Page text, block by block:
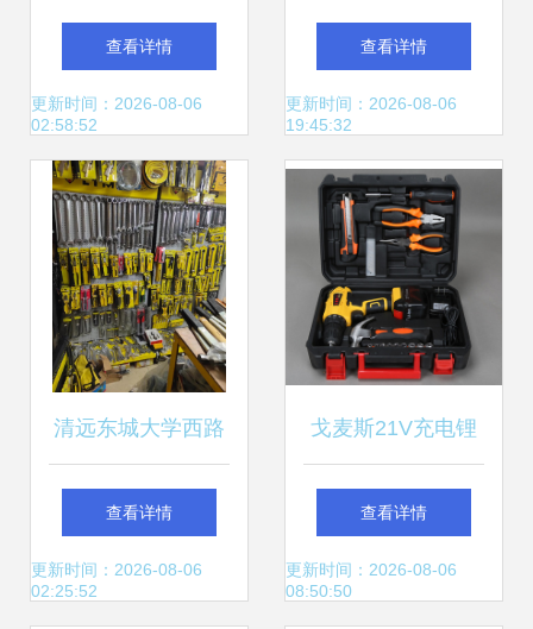
品,产品信誉可靠
东莞市四创五金模
具电镀厂 电镀模
具,无镍镍,模具镀
钛,
查看详情
更新时间：2026-08-06
02:58:52
器——科麦斯高档
工具箱评测
查看详情
更新时间：2026-08-06
19:45:32
清远东城大学西路
龙飞五金电动工具
行 一站式电动工具
查看详情
更新时间：2026-08-06
02:25:52
戈麦斯21V充电锂
电钻 家用工具箱中
的高效助手
查看详情
更新时间：2026-08-06
08:50:50